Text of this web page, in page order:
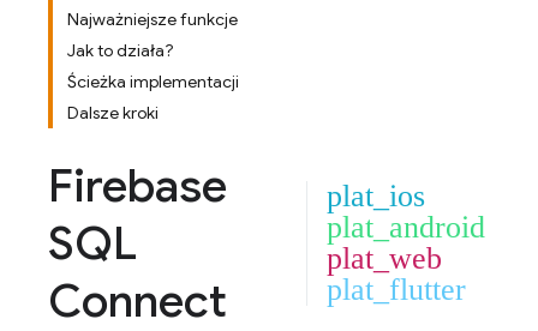
Najważniejsze funkcje
Jak to działa?
Ścieżka implementacji
Dalsze kroki
Firebase
SQL
Connect
plat_ios
plat_android
plat_web
plat_flutter